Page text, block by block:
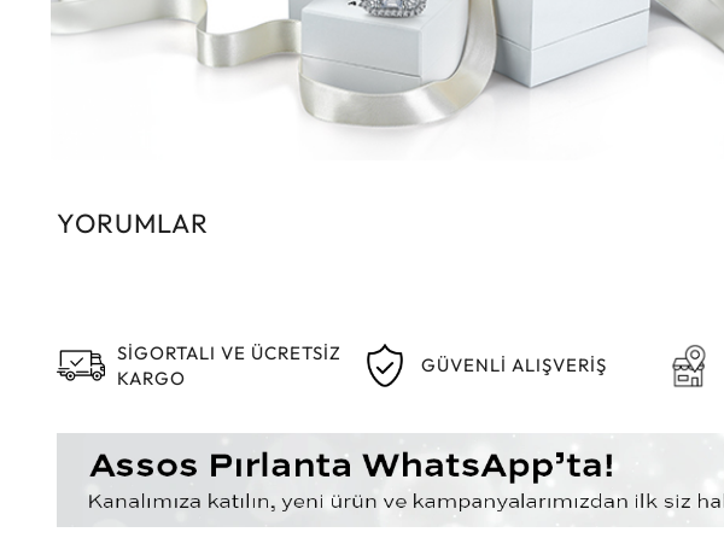
YORUMLAR
SİGORTALI VE ÜCRETSİZ
KARGO
GÜVENLİ ALIŞVERİŞ